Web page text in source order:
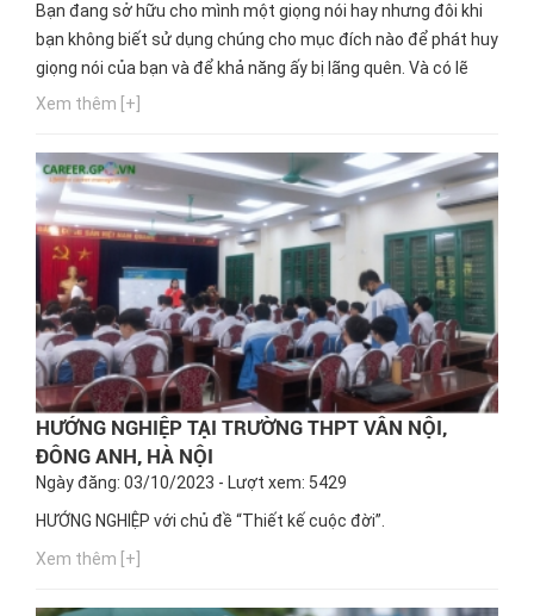
Bạn đang sở hữu cho mình một giọng nói hay nhưng đôi khi
bạn không biết sử dụng chúng cho mục đích nào để phát huy
giọng nói của bạn và để khả năng ấy bị lãng quên. Và có lẽ
bạn đang thắc mắc với một giọng nói hay nên làm ngành
nghiệp GPO cập nhật thông tin này nhé!
Xem thêm [+]
HƯỚNG NGHIỆP TẠI TRƯỜNG THPT VÂN NỘI,
ĐÔNG ANH, HÀ NỘI
Ngày đăng: 03/10/2023 - Lượt xem: 5429
HƯỚNG NGHIỆP với chủ đề “Thiết kế cuộc đời”.
Xem thêm [+]